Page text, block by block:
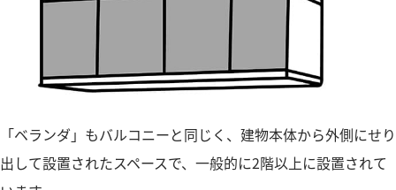
「ベランダ」もバルコニーと同じく、建物本体から外側にせり
出して設置されたスペースで、一般的に2階以上に設置されて